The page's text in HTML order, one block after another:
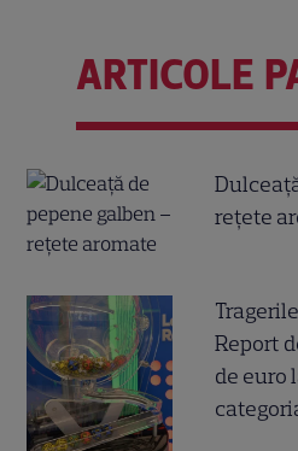
ARTICOLE
rețete
Report
de euro